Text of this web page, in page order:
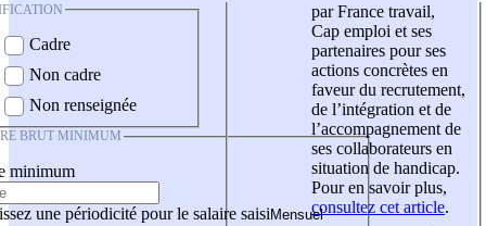
Cadre
Non cadre
Non renseignée
BRUT MINIMUM
minimum
une périodicité pour le salaire saisi
par France travail,
Cap emploi et ses
partenaires pour ses
actions concrètes en
faveur du recrutement,
de l’intégration et de
l’accompagnement de
ses collaborateurs en
situation de handicap.
Pour en savoir plus,
consultez cet article.